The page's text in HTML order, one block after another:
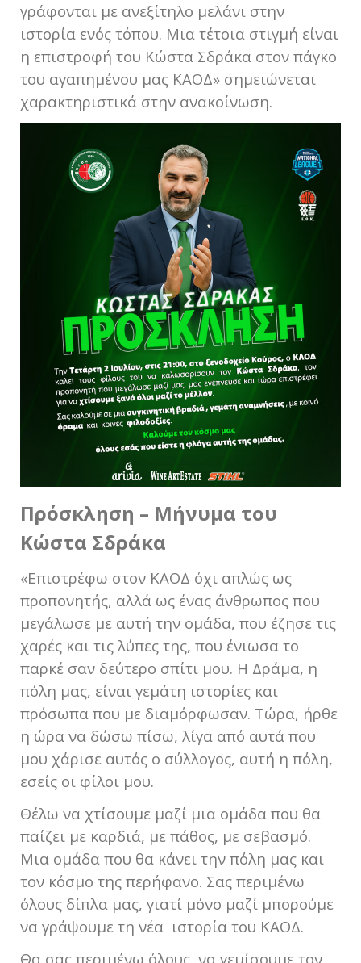
γράφονται με ανεξίτηλο μελάνι στην
ιστορία ενός τόπου. Μια τέτοια στιγμή είναι
η επιστροφή του Κώστα Σδράκα στον πάγκο
του αγαπημένου μας ΚΑΟΔ» σημειώνεται
χαρακτηριστικά στην ανακοίνωση.
Πρόσκληση – Μήνυμα του
Κώστα Σδράκα
«Επιστρέφω στον ΚΑΟΔ όχι απλώς ως
προπονητής, αλλά ως ένας άνθρωπος που
μεγάλωσε με αυτή την ομάδα, που έζησε τις
χαρές και τις λύπες της, που ένιωσα το
παρκέ σαν δεύτερο σπίτι μου. Η Δράμα, η
πόλη μας, είναι γεμάτη ιστορίες και
πρόσωπα που με διαμόρφωσαν. Τώρα, ήρθε
η ώρα να δώσω πίσω, λίγα από αυτά που
μου χάρισε αυτός ο σύλλογος, αυτή η πόλη,
εσείς οι φίλοι μου.
Θέλω να χτίσουμε μαζί μια ομάδα που θα
παίζει με καρδιά, με πάθος, με σεβασμό.
Μια ομάδα που θα κάνει την πόλη μας και
τον κόσμο της περήφανο. Σας περιμένω
όλους δίπλα μας, γιατί μόνο μαζί μπορούμε
να γράψουμε τη νέα ιστορία του ΚΑΟΔ.
Θα σας περιμένω όλους, να γεμίσουμε τον